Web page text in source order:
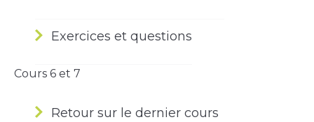
Exercices et questions
Cours 6 et 7
Retour sur le dernier cours